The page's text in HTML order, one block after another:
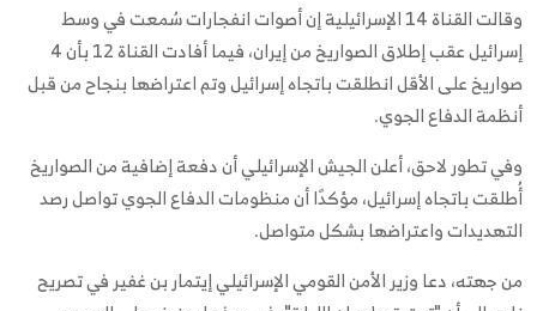
وقالت القناة 14 الإسرائيلية إن أصوات انفجارات سُمعت في وسط
إسرائيل عقب إطلاق الصواريخ من إيران، فيما أفادت القناة 12 بأن 4
صواريخ على الأقل انطلقت باتجاه إسرائيل وتم اعتراضها بنجاح من قبل
أنظمة الدفاع الجوي.
وفي تطور لاحق، أعلن الجيش الإسرائيلي أن دفعة إضافية من الصواريخ
أُطلقت باتجاه إسرائيل، مؤكدًا أن منظومات الدفاع الجوي تواصل رصد
التهديدات واعتراضها بشكل متواصل.
من جهته، دعا وزير الأمن القومي الإسرائيلي إيتمار بن غفير في تصريح